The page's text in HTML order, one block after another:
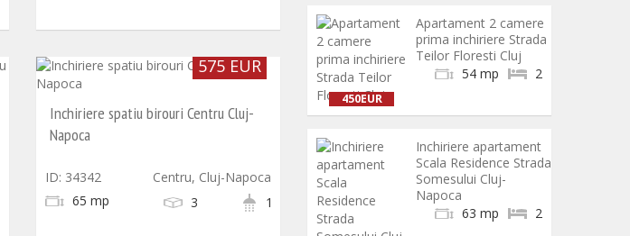
575 EUR
Inchiriere spatiu birouri Centru Cluj-
Napoca
ID: 34342
Centru, Cluj-Napoca
1
3
65 mp
450EUR
Apartament 2 camere
prima inchiriere Strada
Teilor Floresti Cluj
2
54 mp
Inchiriere apartament
Scala Residence Strada
Somesului Cluj-
Napoca
2
63 mp